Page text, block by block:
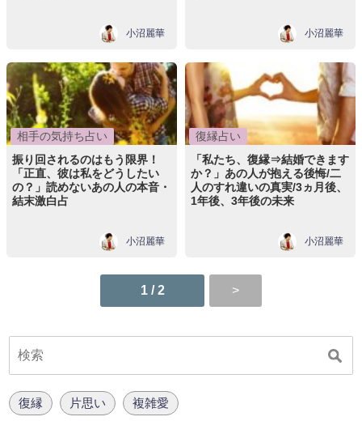
小沼麗華 小沼麗華
相手の気持ち占い
振り回されるのはもう限界！
「正直、彼は私をどうしたい
の？」読めないあの人の本音・
結末激白占
小沼麗華
復縁占い
「私たち、復縁⇒結婚できます
か？」あの人が抱える後悔/二
人のすれ違いの真実/3ヵ月後、
1年後、3年後の未来
小沼麗華
1 / 2
復縁 片思い 複雑愛